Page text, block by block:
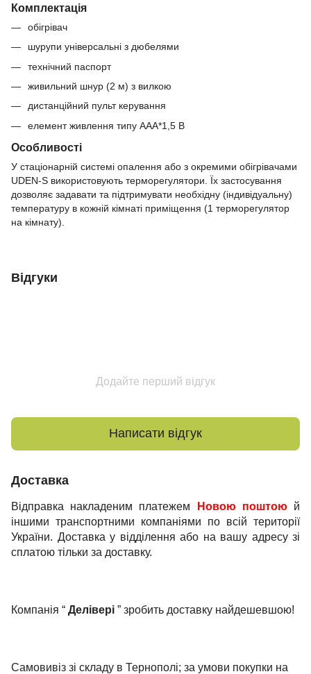
Комплектація
обігрівач
шурупи універсальні з дюбелями
технічний паспорт
живильний шнур (2 м) з вилкою
дистанційний пульт керування
елемент живлення типу ААА*1,5 В
Особливості
У стаціонарній системі опалення або з окремими обігрівачами
UDEN-S використовують терморегулятори. Їх застосування
дозволяє задавати та підтримувати необхідну (індивідуальну)
температуру в кожній кімнаті приміщення (1 терморегулятор
на кімнату).
Відгуки
Додайте перший відгук
Написати відгук
Доставка
Відправка накладеним платежем Новою поштою й
іншими транспортними компаніями по всій території
України. Доставка у відділення або на вашу адресу зі
сплатою тільки за доставку.
Компанія “ Делівері ” зробить доставку найдешевшою!
Самовивіз зі складу в Тернополі; за умови покупки на